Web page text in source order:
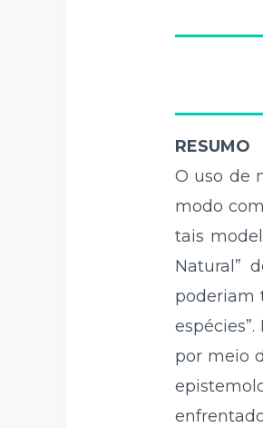
RESUMO
O uso de
modo
tais
Natural”
poderiam
por meio